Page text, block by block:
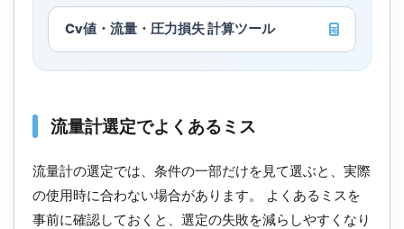
Cv値・流量・圧力損失 計算ツール
流量計選定でよくあるミス
流量計の選定では、条件の一部だけを見て選ぶと、実際
の使用時に合わない場合があります。 よくあるミスを
事前に確認しておくと、選定の失敗を減らしやすくなり